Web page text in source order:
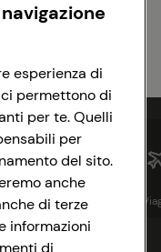
Istituzionale
esperienza di
permettono di
per te. Quelli
per
del sito.
anche
di terze
informazioni
di